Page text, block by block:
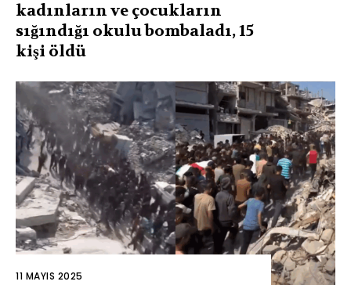
kadınların ve çocukların
sığındığı okulu bombaladı, 15
kişi öldü
11 MAYIS 2025